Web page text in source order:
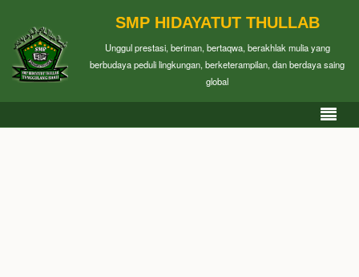
SMP HIDAYATUT THULLAB
Unggul prestasi, beriman, bertaqwa, berakhlak mulia yang
berbudaya peduli lingkungan, berketerampilan, dan berdaya saing
global